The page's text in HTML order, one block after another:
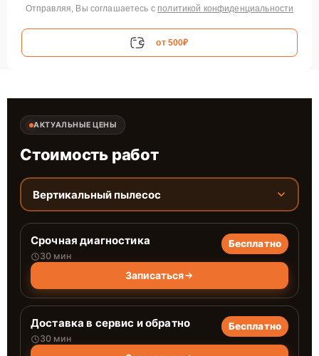
Отправляя, Вы соглашаетесь с политикой конфиденциальности
от 500₽
АКТУАЛЬНЫЕ ЦЕНЫ
Стоимость работ
Вертикальный пылесос
Срочная диагностика
30 мин
Бесплатно
Записаться
Доставка в сервис и обратно
30 мин
Бесплатно